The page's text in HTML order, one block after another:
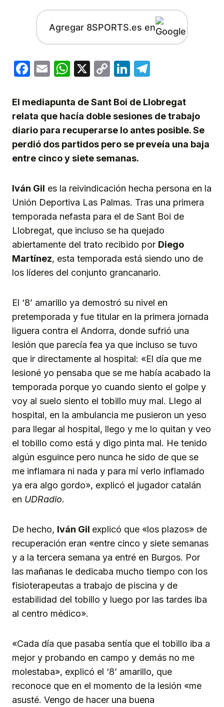
Agregar 8SPORTS.es en
Facebook
EmailWhatsApp
X
CopyLinkedIn
El mediapunta de Sant Boi de Llobregat
relata que hacía doble sesiones de trabajo
diario para recuperarse lo antes posible. Se
perdió dos partidos pero se preveía una baja
entre cinco y siete semanas.
Iván Gil es la reivindicación hecha persona en la
Unión Deportiva Las Palmas. Tras una primera
temporada nefasta para el de Sant Boi de
Llobregat, que incluso se ha quejado
abiertamente del trato recibido por Diego
Martínez, esta temporada está siendo uno de
los líderes del conjunto grancanario.
El ‘8’ amarillo ya demostró su nivel en
pretemporada y fue titular en la primera jornada
liguera contra el Andorra, donde sufrió una
lesión que parecía fea ya que incluso se tuvo
que ir directamente al hospital: «El día que me
lesioné yo pensaba que se me había acabado la
temporada porque yo cuando siento el golpe y
voy al suelo siento el tobillo muy mal. Llego al
hospital, en la ambulancia me pusieron un yeso
para llegar al hospital, llego y me lo quitan y veo
el tobillo como está y digo pinta mal. He tenido
algún esguince pero nunca he sido de que se
me inflamara ni nada y para mí verlo inflamado
ya era algo gordo», explicó el jugador catalán
en UDRadio.
De hecho, Iván Gil explicó que «los plazos» de
recuperación eran «entre cinco y siete semanas
y a la tercera semana ya entré en Burgos. Por
las mañanas le dedicaba mucho tiempo con los
fisioterapeutas a trabajo de piscina y de
estabilidad del tobillo y luego por las tardes iba
al centro médico».
«Cada día que pasaba sentía que el tobillo iba a
mejor y probando en campo y demás no me
molestaba», explicó el ‘8’ amarillo, que
reconoce que en el momento de la lesión «me
asusté. Vengo de hacer una buena